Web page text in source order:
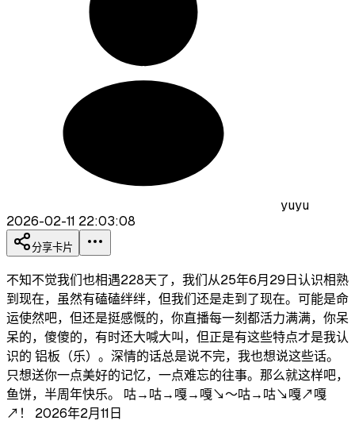
yuyu
2026-02-11 22:03:08
分享卡片
不知不觉我们也相遇228天了，我们从25年6月29日认识相熟
到现在，虽然有磕磕绊绊，但我们还是走到了现在。可能是命
运使然吧，但还是挺感慨的，你直播每一刻都活力满满，你呆
呆的，傻傻的，有时还大喊大叫，但正是有这些特点才是我认
识的 铝板（乐）。深情的话总是说不完，我也想说这些话。
只想送你一点美好的记忆，一点难忘的往事。那么就这样吧，
鱼饼，半周年快乐。 咕→咕→嘎→嘎↘～咕→咕↘嘎↗嘎
↗！ 2026年2月11日